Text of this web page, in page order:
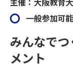
一般参加可能
みんなで
メント